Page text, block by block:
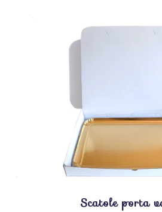
Scatole porta